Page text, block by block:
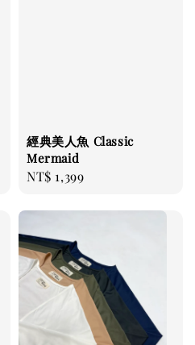
經典美人魚 Classic
Mermaid
Regular
NT$ 1,399